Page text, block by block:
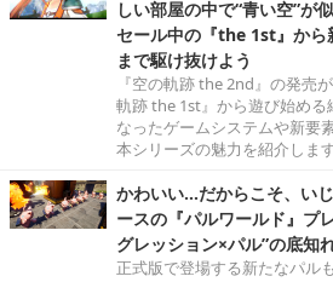
しい部屋の中で“青い空”
セール中の『the 1st』から
まで駆け抜けよう
『空の軌跡 the 2nd』の発売
軌跡 the 1st』から遊び始め
なったゲームシステムや新要
本シリーズの魅力を紹介します
かわいい…だからこそ、い
ースの『パルワールド』プ
グレッション×パル”の底知
正式版で登場する新たなパル